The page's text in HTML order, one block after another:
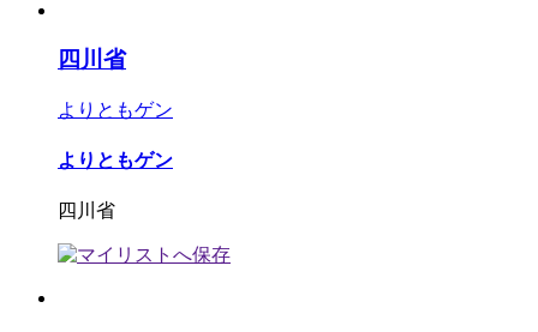
四川省
よりともゲン
よりともゲン
四川省